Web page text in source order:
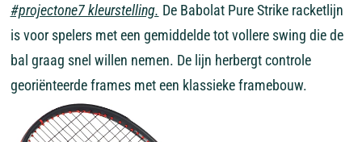
#projectone7 kleurstelling. De Babolat Pure Strike racketlijn
is voor spelers met een gemiddelde tot vollere swing die de
bal graag snel willen nemen. De lijn herbergt controle
georiënteerde frames met een klassieke framebouw.